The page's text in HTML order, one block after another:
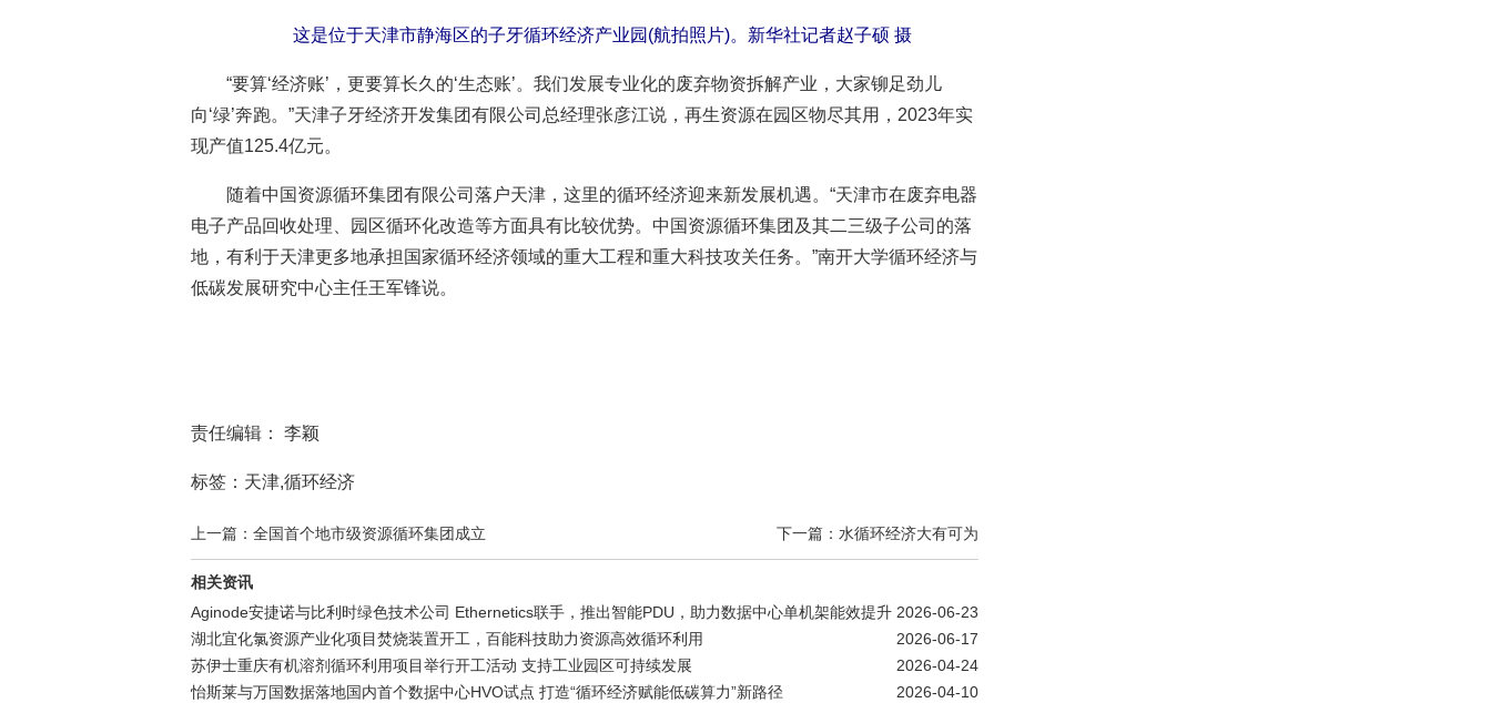
这是位于天津市静海区的子牙循环经济产业园(航拍照片)。新华社记者赵子硕 摄
“要算‘经济账’，更要算长久的‘生态账’。我们发展专业化的废弃物资拆解产业，大家铆足劲儿
向‘绿’奔跑。”天津子牙经济开发集团有限公司总经理张彦江说，再生资源在园区物尽其用，2023年实
现产值125.4亿元。
随着中国资源循环集团有限公司落户天津，这里的循环经济迎来新发展机遇。“天津市在废弃电器
电子产品回收处理、园区循环化改造等方面具有比较优势。中国资源循环集团及其二三级子公司的落
地，有利于天津更多地承担国家循环经济领域的重大工程和重大科技攻关任务。”南开大学循环经济与
低碳发展研究中心主任王军锋说。
责任编辑： 李颖
标签：天津,循环经济
上一篇：全国首个地市级资源循环集团成立 下一篇：水循环经济大有可为
相关资讯
2026-06-23
Aginode安捷诺与比利时绿色技术公司 Ethernetics联手，推出智能PDU，助力数据中心单机架能效提升
2026-06-17
湖北宜化氯资源产业化项目焚烧装置开工，百能科技助力资源高效循环利用
2026-04-24
苏伊士重庆有机溶剂循环利用项目举行开工活动 支持工业园区可持续发展
2026-04-10
怡斯莱与万国数据落地国内首个数据中心HVO试点 打造“循环经济赋能低碳算力”新路径